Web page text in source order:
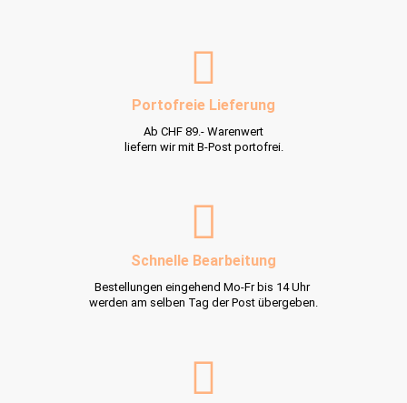
Portofreie Lieferung
Ab CHF 89.- Warenwert
liefern wir mit B-Post portofrei.
Schnelle Bearbeitung
Bestellungen eingehend Mo-Fr bis 14 Uhr
werden am selben Tag der Post übergeben.